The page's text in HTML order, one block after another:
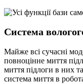
Система
Майже всі сучасні
повноцінне миття
миття підлоги в них
система миття в